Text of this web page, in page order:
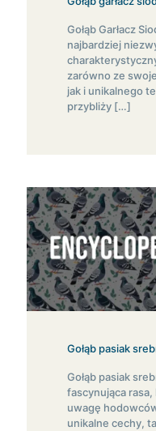
Gołąb Garłacz
najbardziej
zarówno ze
jak i unikalnego
przybliży […]
Gołąb pasiak
Gołąb pasiak
fascynująca
uwagę
unikalne cechy,